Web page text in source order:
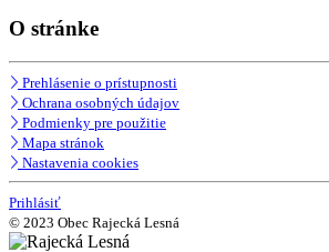
O stránke
Prehlásenie o prístupnosti
Ochrana osobných údajov
Podmienky pre použitie
Mapa stránok
Nastavenia cookies
Prihlásiť
© 2023 Obec Rajecká Lesná